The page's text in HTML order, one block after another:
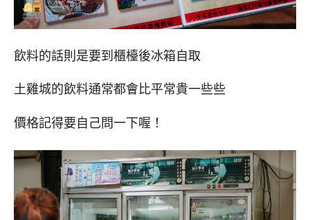
飲料的話則是要到櫃檯後冰箱自取
土雞城的飲料通常都會比平常貴一些些
價格記得要自己問一下喔！